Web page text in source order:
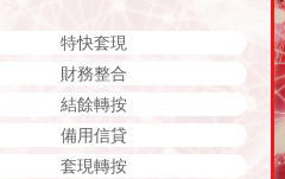
特快套現
財務整合
結餘轉按
備用信貸
套現轉按